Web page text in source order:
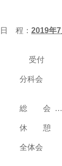
日 程： 2019年7
付
分科会
総 会 …
休 憩
全体会